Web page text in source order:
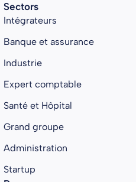
Sectors
Intégrateurs
Banque et assurance
Industrie
Expert comptable
Santé et Hôpital
Grand groupe
Administration
Startup